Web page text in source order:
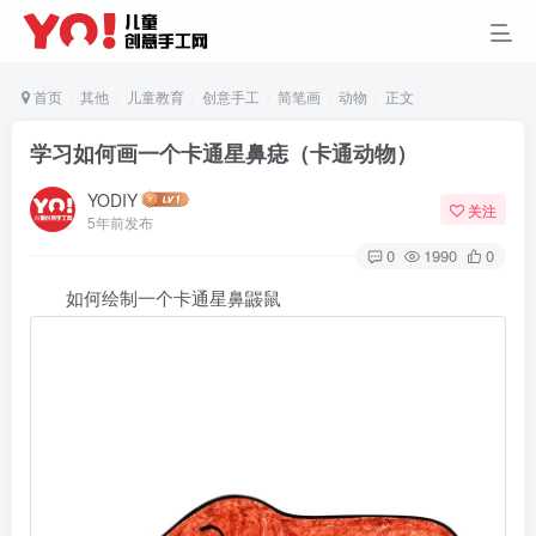
首页 其他 儿童教育 创意手工 简笔画 动物 正文
学习如何画一个卡通星鼻痣（卡通动物）
YODIY
5年前发布
关注
0 1990 0
如何绘制一个卡通星鼻鼹鼠